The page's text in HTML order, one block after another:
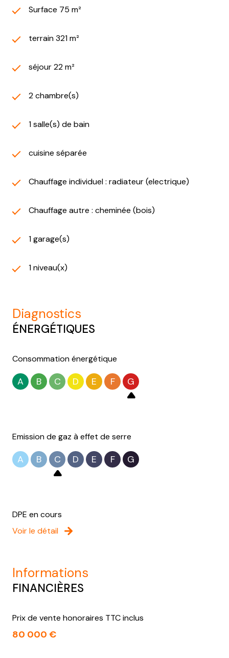
Surface 75 m²
terrain 321 m²
séjour 22 m²
2 chambre(s)
1 salle(s) de bain
cuisine séparée
Chauffage individuel : radiateur (electrique)
Chauffage autre : cheminée (bois)
1 garage(s)
1 niveau(x)
diagnostics
ÉNERGÉTIQUES
Consommation énergétique
A B C D E F G
Emission de gaz à effet de serre
A B C D E F G
DPE en cours
Voir le détail
informations
FINANCIÈRES
Prix de vente honoraires TTC inclus
80 000 €